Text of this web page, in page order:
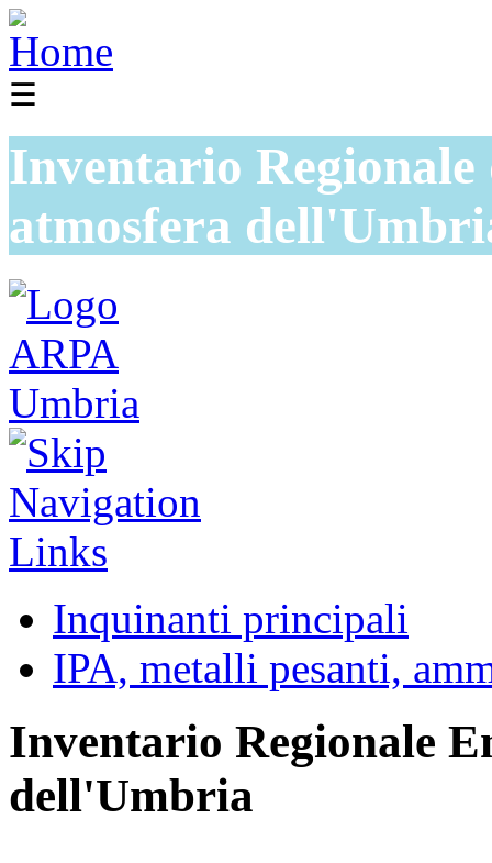
☰
Inventario
atmosfera
Inquinanti principali
IPA, metalli pesanti,
Inventario Regionale
dell'Umbria